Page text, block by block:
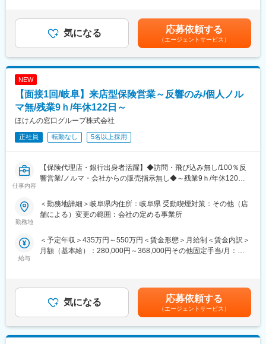
※ノルマは無いものの目安となる目標金額はございます。
※加えて、頑張った方には報奨金が更に上乗せになります。
■お客様の最高の選択を
ています。
変更の範囲：会社の定める業務
<主な提案内容>
・投資信託、保険商品、各種預金などの販売
■研修内容：※配属支店や、ご経験により異なります
（スケジュール例）
サービス習得や受電対応
支店によっては店頭での受付を経験頂くケースもございます。
・大手企業らしく育休・時短など女性の働く環境が制度として確
立◎有期雇用契約期間中も勿論制度を活用できます。
の事情で急に休みを取らなくてはいけないといった状況の時も、
上司に相談しながら仕事を進められます。
・入社後6ヶ月間を試用期間後、有期雇用契約(期間：1年間)とな
り、1年毎の契約更新(※契約更新基準有)となります。
・5年を超えて更新した場合は、希望を頂ければ無期雇用契約への
転換となります。基本的には無期雇用への転換を前提とした制度
実績に応じ賞与を支給いたします。■賞与：年2回(本人実績に応じ
て支給)※全支店平均年収：約450万円～500万円賃金はあくまでも
目安の金額であり、選考を通じて上下する可能性があります。月
給(月額)は固定手当を含めた表記です。
気になる 応募依頼する
（エージェントサービス）
NEW
【面接1回/岐阜】来店型保険営業～反響のみ/個人ノル
マ無/残業9ｈ/年休122日～
ほけんの窓口グループ株式会社
正社員 転勤なし 5名以上採用
仕事内容
【保険代理店・銀行出身者活躍】◆訪問・飛び込み無し/100％反
響営業/ノルマ・会社からの販売指示無し◆～残業9ｈ/年休120日
■魅力情報
ローチ活動は不要。「このロゴ、CMで見たことがある」と立ち寄
っていただく方のほか、予約来店も多く、余裕をもって準備でき
お客さまにとって”優しい人間性”と”優れた能力”を持った「最優」
の存在を目指す私たち。会社・上司の指示で特定の保険商品を優
先的にご案内したり、ノルマ達成のために強引な提案をしたりす
ることは企業方針と異なります。
勤務地
＜勤務地詳細＞岐阜県内住所：岐阜県 受動喫煙対策：その他（店
舗による）変更の範囲：会社の定める事業所
給与
＜予定年収＞435万円～550万円＜賃金形態＞月給制＜賃金内訳＞
月額（基本給）：280,000円～368,000円その他固定手当/月：
す※年収はあくまで一例であり、経験・能力を考慮のうえ決定しま
す■昇給：年1回（8月）■賞与：年2回（2月、8月）を含む賃金は
あくまでも目安の金額であり、選考を通じて上下する可能性があ
ります。月給(月額)は固定手当を含めた表記です。
気になる 応募依頼する
（エージェントサービス）